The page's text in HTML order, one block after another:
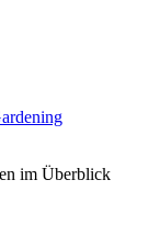
im Überblick